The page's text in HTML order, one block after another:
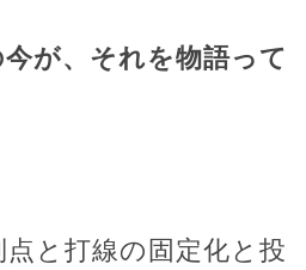
が、それを物語って
と打線の固定化と投